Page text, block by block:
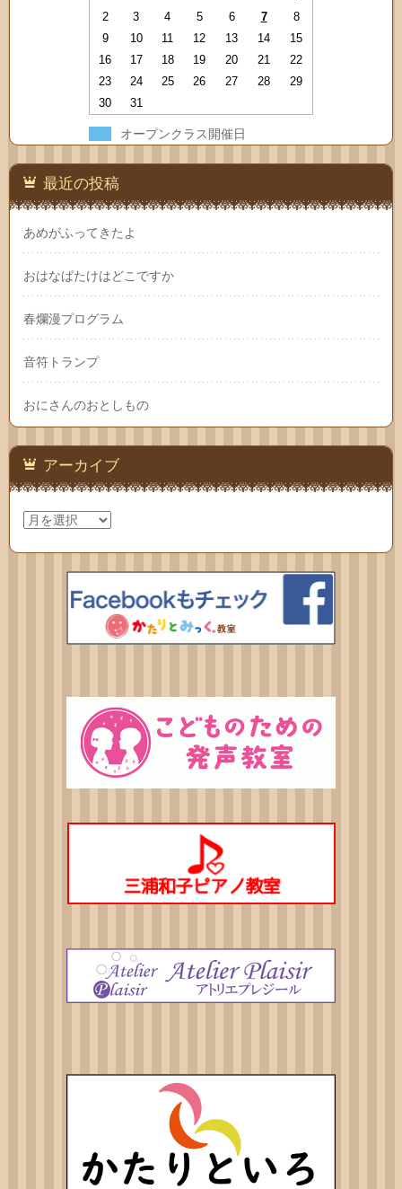
2
3 4 5 6 7
8
9
10 11 12 13 14
15
16
17 18 19 20 21
22
23
24 25 26 27 28
29
30
31
オープンクラス開催日
最近の投稿
あめがふってきたよ
おはなばたけはどこですか
春爛漫プログラム
音符トランプ
おにさんのおとしもの
アーカイブ
ア
カ